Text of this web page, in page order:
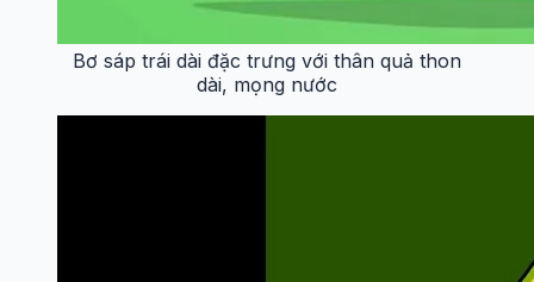
Bơ sáp trái dài đặc trưng với thân quả thon
dài, mọng nước